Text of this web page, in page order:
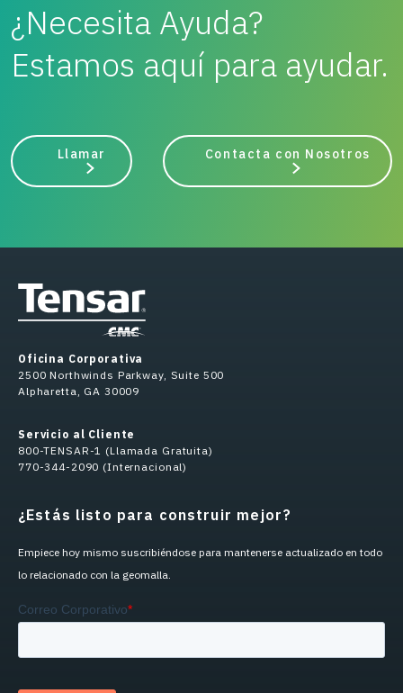
¿Necesita Ayuda?
Estamos aquí para ayudar.
Llamar Contacta con Nosotros
Oficina Corporativa
2500 Northwinds Parkway, Suite 500
Alpharetta, GA 30009
Servicio al Cliente
800-TENSAR-1 (Llamada Gratuita)
770-344-2090 (Internacional)
¿Estás listo para construir mejor?
Empiece hoy mismo suscribiéndose para mantenerse actualizado en todo
lo relacionado con la geomalla.